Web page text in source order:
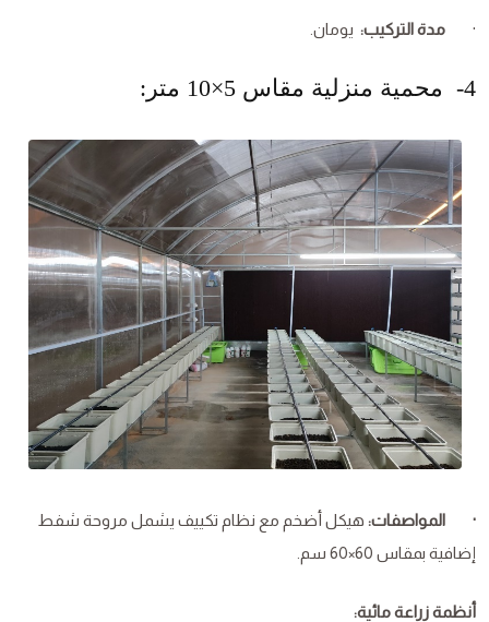
· مدة التركيب: يومان.
4- محمية منزلية مقاس 5×10 متر:
· المواصفات: هيكل أضخم مع نظام تكييف يشمل مروحة شفط
إضافية بمقاس 60×60 سم.
أنظمة زراعة مائية: